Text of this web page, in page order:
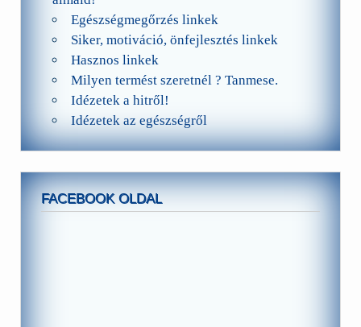
Egészségmegőrzés linkek
Siker, motiváció, önfejlesztés linkek
Hasznos linkek
Milyen termést szeretnél ? Tanmese.
Idézetek a hitről!
Idézetek az egészségről
FACEBOOK OLDAL